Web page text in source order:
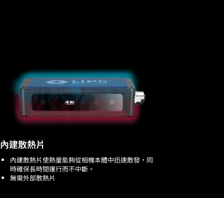
內建散熱片
內建散熱片使熱量能夠從相機本體中迅速散發，同
時確保長時間運行而不中斷。
無需外部散熱片